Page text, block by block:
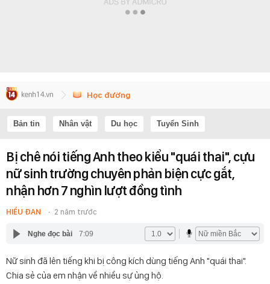
Học đường
Bản tin Nhân vật Du học Tuyển Sinh
Bị chê nói tiếng Anh theo kiểu "quái thai", cựu
nữ sinh trường chuyên phản biện cực gắt,
nhận hơn 7 nghìn lượt đồng tình
HIỂU ĐAN 2 năm trước
Nghe đọc bài 7:09
Nữ sinh đã lên tiếng khi bị công kích dùng tiếng Anh "quái thai".
Chia sẻ của em nhận về nhiều sự ủng hộ.